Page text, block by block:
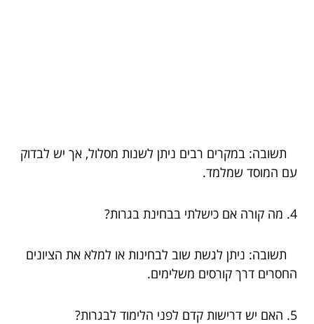
תשובה: במקרים רבים ניתן לשנות מסלול, אך יש לבדוק
עם המוסד שמלמד.
4. מה קורה אם כישלתי בבחינת בגרות?
תשובה: ניתן לגשת שוב לבחינות או למלא את הציונים
החסרים דרך קורסים משלימים.
5. האם יש דרישות קדם לפני הלימוד לבגרות?